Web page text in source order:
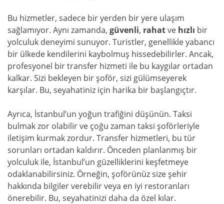
Bu hizmetler, sadece bir yerden bir yere ulaşım
sağlamıyor. Aynı zamanda, güvenli, rahatve hızlı bir
yolculuk deneyimi sunuyor. Turistler, genellikle yabancı
bir ülkede kendilerini kaybolmuş hissedebilirler. Ancak,
profesyonel bir transfer hizmeti ile bu kaygılar ortadan
kalkar. Sizi bekleyen bir şoför, sizi gülümseyerek
karşılar. Bu, seyahatiniz için harika bir başlangıçtır.
Ayrıca, İstanbul’un yoğun trafiğini düşünün. Taksi
bulmak zor olabilir ve çoğu zaman taksi şoförleriyle
iletişim kurmak zordur. Transfer hizmetleri, bu tür
sorunları ortadan kaldırır. Önceden planlanmış bir
yolculuk ile, İstanbul’un güzelliklerini keşfetmeye
odaklanabilirsiniz. Örneğin, şoförünüz size şehir
hakkında bilgiler verebilir veya en iyi restoranları
önerebilir. Bu, seyahatinizi daha da özel kılar.